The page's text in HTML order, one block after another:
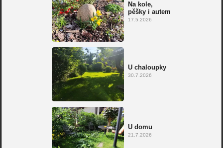
Na kole,
pěšky i autem
17.5.2026
U chaloupky
30.7.2026
U domu
21.7.2026